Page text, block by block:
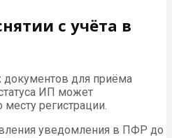
с учёта в
для приёма
ИП может
регистрации.
уведомления в ПФР до